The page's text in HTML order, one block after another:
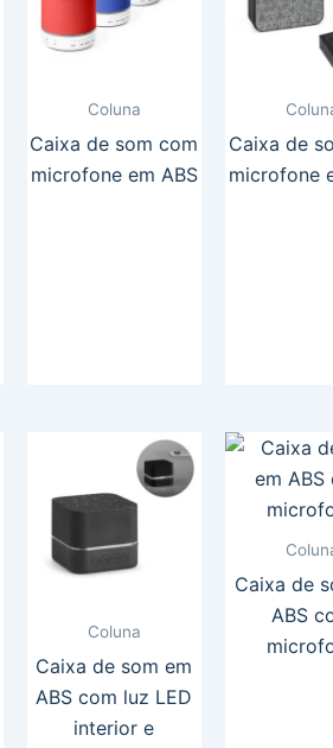
Coluna
Caixa de som com
microfone em ABS
Caixa de
microfone
Coluna
Caixa de som em
ABS com luz LED
interior e
Caixa de
ABS